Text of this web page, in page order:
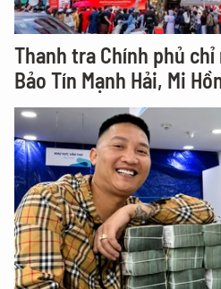
Thanh tra Chính phủ
Bảo Tín Mạnh Hải, Mi